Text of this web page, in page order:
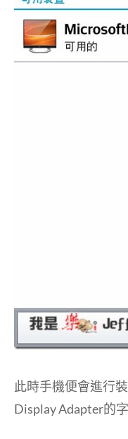
此時手機便會進行
Display Adapter的